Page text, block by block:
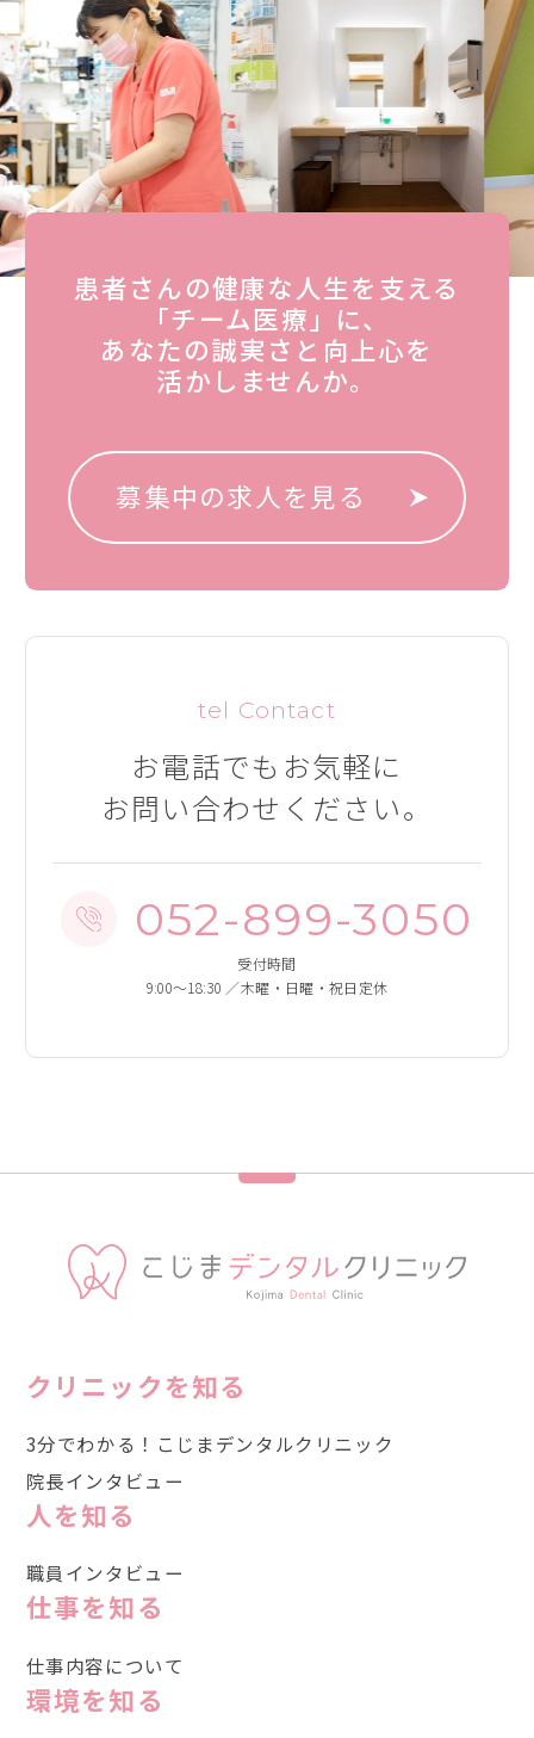
患者さんの健康な人生を支える
「チーム医療」に、
あなたの誠実さと向上心を
活かしませんか。
募集中の求人を見る
tel Contact
お電話でも お気軽に
お問い合わせください。
052-899-3050
受付時間
9:00～18:30 ／木曜・日曜・祝日定休
クリニックを知る
3分でわかる！こじまデンタルクリニック
院長インタビュー
人を知る
職員インタビュー
仕事を知る
仕事内容について
環境を知る